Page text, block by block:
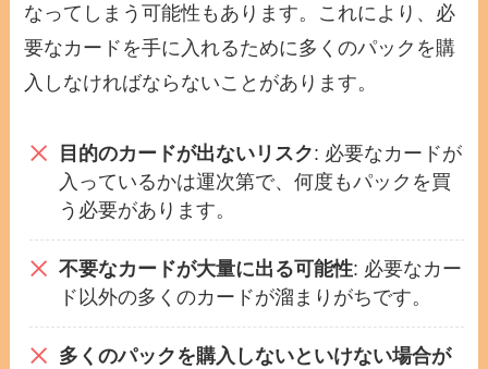
なってしまう可能性もあります。これにより、必
要なカードを手に入れるために多くのパックを購
入しなければならないことがあります。
目的のカードが出ないリスク: 必要なカードが
入っているかは運次第で、何度もパックを買
う必要があります。
不要なカードが大量に出る可能性: 必要なカー
ド以外の多くのカードが溜まりがちです。
多くのパックを購入しないといけない場合が